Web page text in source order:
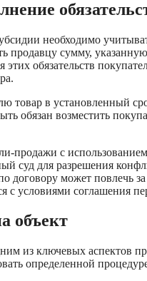
необходимо
продавцу сумму,
обязательств
товар в установленный
обязан возместить
продажи с
суд для разрешения
договору может повлечь
с условиями соглашения
объект
из ключевых аспектов
определенной